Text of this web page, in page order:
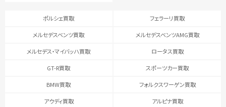
ポルシェ買取 フェラーリ買取
メルセデスベンツ買取 メルセデスベンツAMG買取
メルセデス・マイバッハ買取 ロータス買取
GT-R買取 スポーツカー買取
BMW買取 フォルクスワーゲン買取
アウディ買取 アルピナ買取